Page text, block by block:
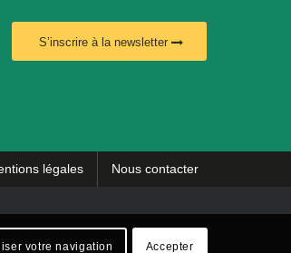
S’inscrire à la newsletter
légales Nous contacter
votre navigation Accepter